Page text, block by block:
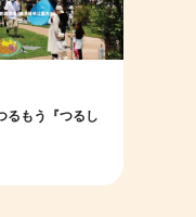
るもう『つるし